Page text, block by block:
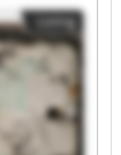
GmbH TDM
Medien
Druck &
TDM
Medien
Druck &
GmbH TDM
& Medien
Listing